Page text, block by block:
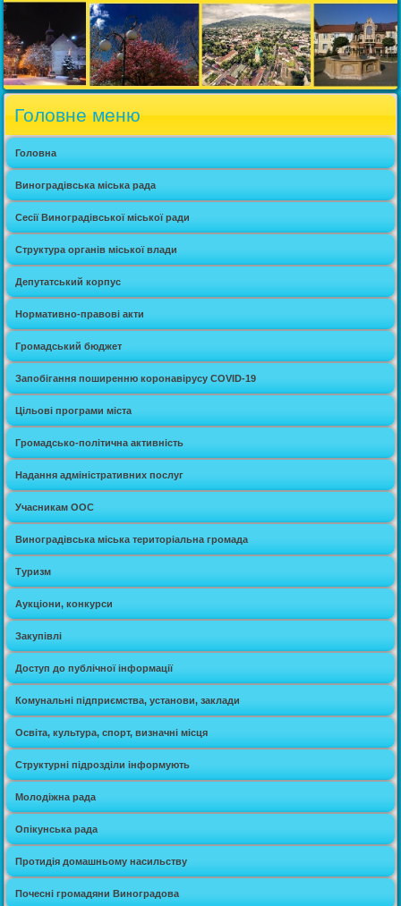
Головне меню
Головна
Виноградівська міська рада
Сесії Виноградівської міської ради
Структура органів міської влади
Депутатський корпус
Нормативно-правові акти
Громадський бюджет
Запобігання поширенню коронавірусу COVID-19
Цільові програми міста
Громадсько-політична активність
Надання адміністративних послуг
Учасникам ООС
Виноградівська міська територіальна громада
Туризм
Аукціони, конкурси
Закупівлі
Доступ до публічної інформації
Комунальні підприємства, установи, заклади
Освіта, культура, спорт, визначні місця
Структурні підрозділи інформують
Молодіжна рада
Опікунська рада
Протидія домашньому насильству
Почесні громадяни Виноградова